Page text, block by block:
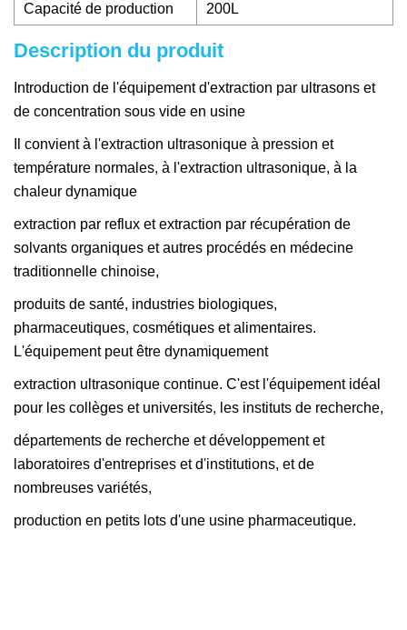
Capacité de production 200L
Description du produit
Introduction de l'équipement d'extraction par ultrasons et
de concentration sous vide en usine
Il convient à l'extraction ultrasonique à pression et
température normales, à l'extraction ultrasonique, à la
chaleur dynamique
extraction par reflux et extraction par récupération de
solvants organiques et autres procédés en médecine
traditionnelle chinoise,
produits de santé, industries biologiques,
pharmaceutiques, cosmétiques et alimentaires.
L'équipement peut être dynamiquement
extraction ultrasonique continue. C'est l'équipement idéal
pour les collèges et universités, les instituts de recherche,
départements de recherche et développement et
laboratoires d'entreprises et d'institutions, et de
nombreuses variétés,
production en petits lots d'une usine pharmaceutique.